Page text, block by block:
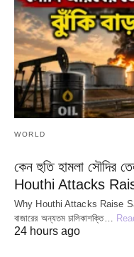
WORLD
কেন হুতি হামলা সৌদির
Houthi Attacks
Why Houthi Attacks Raise
বাজারের অন্যতম চালিকাশক্তি…
24 hours ago